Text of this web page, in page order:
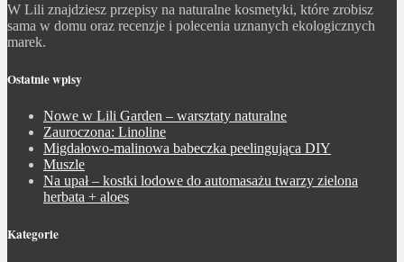
W Lili znajdziesz przepisy na naturalne kosmetyki, które zrobisz
sama w domu oraz recenzje i polecenia uznanych ekologicznych
marek.
Ostatnie wpisy
Nowe w Lili Garden – warsztaty naturalne
Zauroczona: Linoline
Migdałowo-malinowa babeczka peelingująca DIY
Muszle
Na upał – kostki lodowe do automasażu twarzy zielona
herbata + aloes
Kategorie